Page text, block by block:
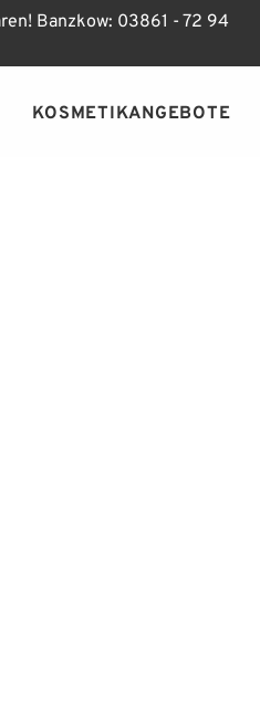
Banzkow: 03861 - 72 94
KOSMETIKANGEBOTE